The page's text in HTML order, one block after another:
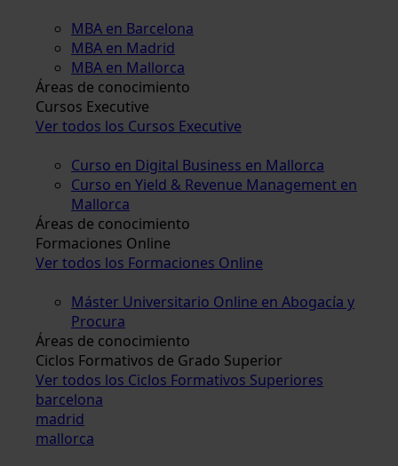
MBA en Barcelona
MBA en Madrid
MBA en Mallorca
Áreas de conocimiento
Cursos Executive
Ver todos los Cursos Executive
Curso en Digital Business en Mallorca
Curso en Yield & Revenue Management en
Mallorca
Áreas de conocimiento
Formaciones Online
Ver todos los Formaciones Online
Máster Universitario Online en Abogacía y
Procura
Áreas de conocimiento
Ciclos Formativos de Grado Superior
Ver todos los Ciclos Formativos Superiores
barcelona
madrid
mallorca